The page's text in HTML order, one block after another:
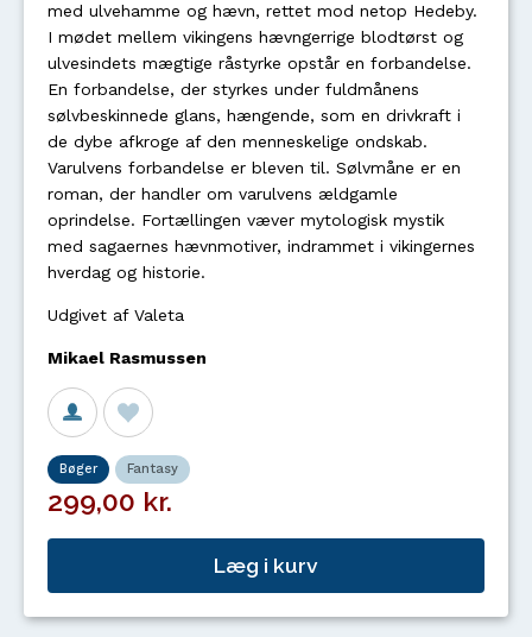
med ulvehamme og hævn, rettet mod netop Hedeby.
I mødet mellem vikingens hævngerrige blodtørst og
ulvesindets mægtige råstyrke opstår en forbandelse.
En forbandelse, der styrkes under fuldmånens
sølvbeskinnede glans, hængende, som en drivkraft i
de dybe afkroge af den menneskelige ondskab.
Varulvens forbandelse er bleven til. Sølvmåne er en
roman, der handler om varulvens ældgamle
oprindelse. Fortællingen væver mytologisk mystik
med sagaernes hævnmotiver, indrammet i vikingernes
hverdag og historie.
Udgivet af Valeta
Mikael Rasmussen
Bøger Fantasy
299,00 kr.
Læg i kurv